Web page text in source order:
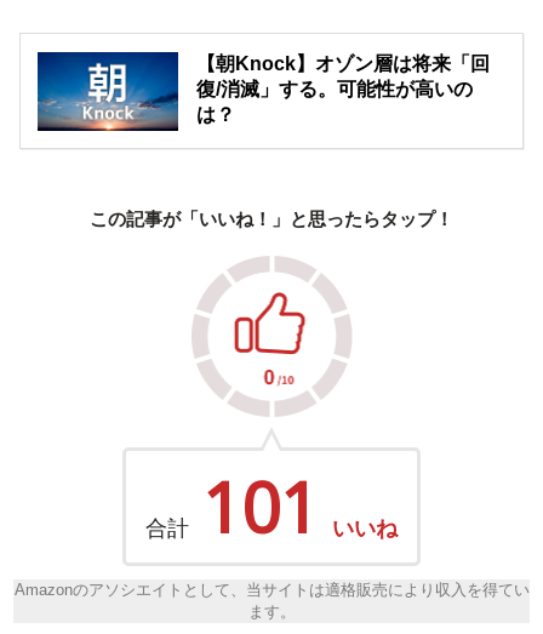
【朝Knock】オゾン層は将来「回
復/消滅」する。可能性が高いの
は？
この記事が「いいね！」と思ったらタップ！
合計 101 いいね
Amazonのアソシエイトとして、当サイトは適格販売により収入を得てい
ます。